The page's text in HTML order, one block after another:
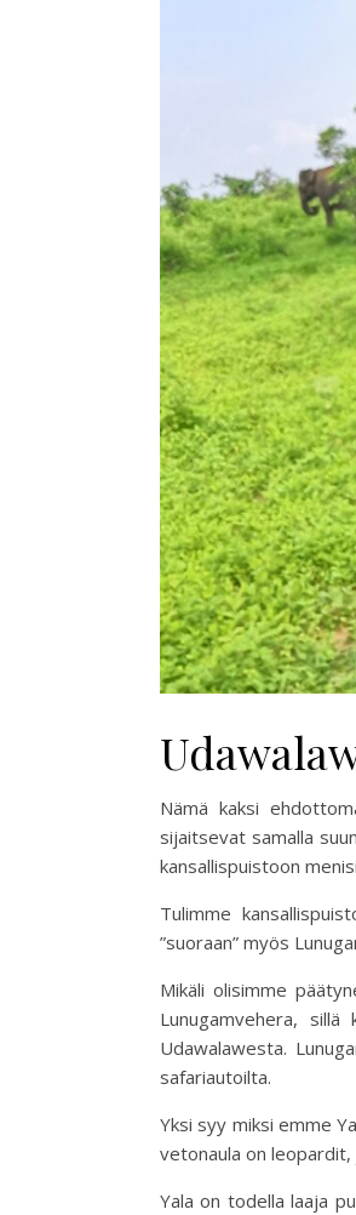
Nämä kaksi
sijaitsevat samalla
kansallispuistoon
Tulimme
”suoraan” myös
Mikäli olisimme
Lunugamvehera,
Udawalawesta.
safariautoilta.
Yksi syy miksi emme
vetonaula on leopardit,
Yala on todella laaja